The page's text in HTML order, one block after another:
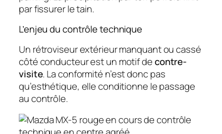
par fissurer le tain.
L’enjeu du contrôle technique
Un rétroviseur extérieur manquant ou cassé
côté conducteur est un motif decontre-
visite. La conformité n’est donc pas
qu’esthétique, elle conditionne le passage
au contrôle.